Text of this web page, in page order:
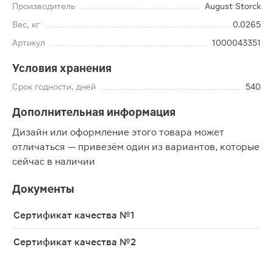
Производитель
August Storck
Вес, кг
0.0265
Артикул
1000043351
Условия хранения
Срок годности, дней 540
Дополнительная информация
Дизайн или оформление этого товара может
отличаться — привезём один из вариантов, которые
сейчас в наличии
Документы
Сертификат качества №1
Сертификат качества №2